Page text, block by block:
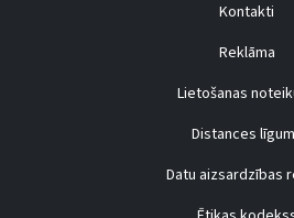
Kontakti
Reklāma
Lietošanas
Distances
Datu aizsardzības